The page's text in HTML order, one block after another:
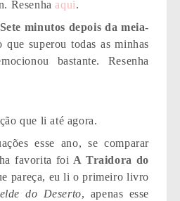
Resenhaaqui.
Sete minutos depois da meia-
superou todas as minhas
bastante. Resenha
que li até agora.
esse ano, se comparar
favorita foi A Traidora do
pareça, eu li o primeiro livro
do Deserto, apenas esse